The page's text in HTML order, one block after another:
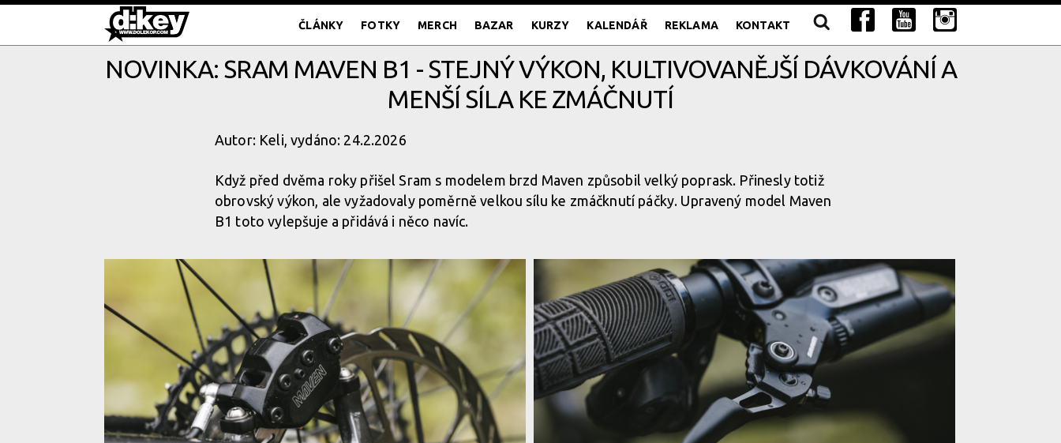
ČLÁNKY FOTKY MERCH BAZAR KURZY KALENDÁŘ REKLAMA KONTAKT
NOVINKA: SRAM MAVEN B1 - STEJNÝ VÝKON, KULTIVOVANĚJŠÍ DÁVKOVÁNÍ A
MENŠÍ SÍLA KE ZMÁČNUTÍ
Autor: Keli, vydáno: 24.2.2026
Když před dvěma roky přišel Sram s modelem brzd Maven způsobil velký poprask. Přinesly totiž
obrovský výkon, ale vyžadovaly poměrně velkou sílu ke zmáčknutí páčky. Upravený model Maven
B1 toto vylepšuje a přidává i něco navíc.